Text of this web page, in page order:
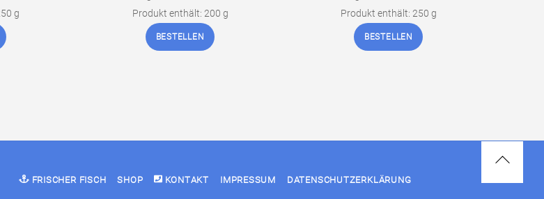
g
Produkt enthält: 200 g
BESTELLEN
Produkt enthält: 250 g
BESTELLEN
FRISCHER FISCH SHOP KONTAKT IMPRESSUM DATENSCHUTZERKLÄRUNG